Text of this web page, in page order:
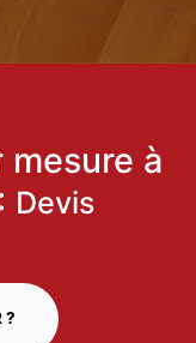
à
Devis
?